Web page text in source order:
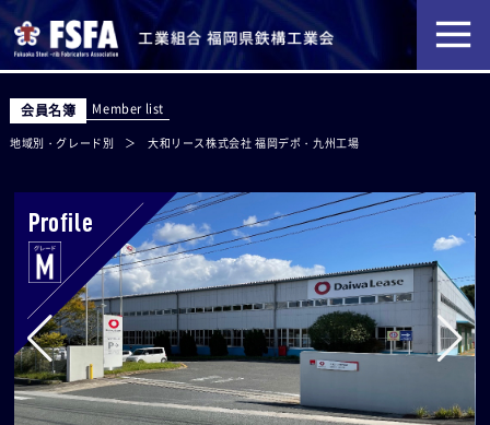
会員名簿 Member list
地域別・グレード別 大和リース株式会社 福岡デポ・九州工場
Profile